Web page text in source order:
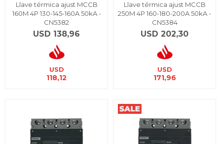
Llave térmica ajust MCCB
160M 4P 130-145-160A 50kA -
CN5382
USD 138,96
USD
118,12
Llave térmica ajust MCCB
250M 4P 160-180-200A 50kA -
CN5384
USD 202,30
USD
171,96